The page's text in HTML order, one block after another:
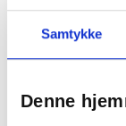
Samtykke
Denne